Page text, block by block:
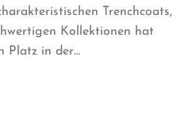
Trenchcoats,
Kollektionen hat
Platz in der…